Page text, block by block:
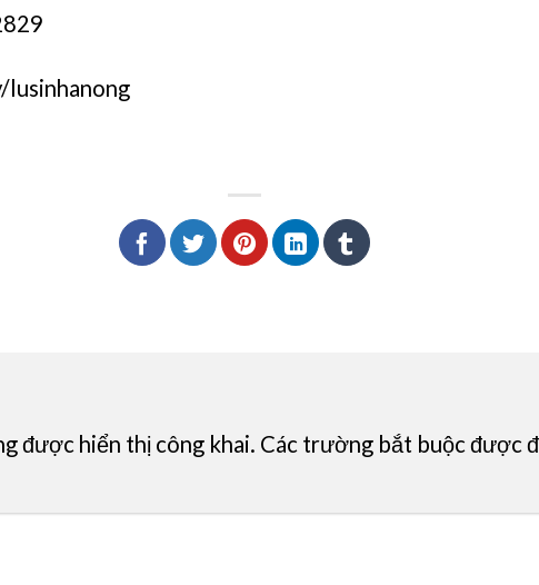
được hiển thị công khai. Các trường bắt buộc được